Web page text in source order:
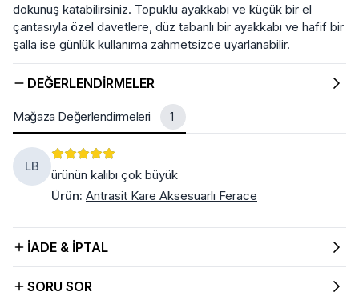
dokunuş katabilirsiniz. Topuklu ayakkabı ve küçük bir el
çantasıyla özel davetlere, düz tabanlı bir ayakkabı ve hafif bir
şalla ise günlük kullanıma zahmetsizce uyarlanabilir.
DEĞERLENDIRMELER
Mağaza Değerlendirmeleri 1
LB
ürünün kalıbı çok büyük
Ürün: Antrasit Kare Aksesuarlı Ferace
İADE & İPTAL
SORU SOR